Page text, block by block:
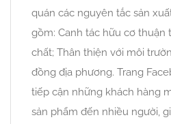
quán các nguyên tắc sản
gồm: Canh tác hữu cơ thuận
chất; Thân thiện với môi
đồng địa phương. Trang
tiếp cận những khách hàng
sản phẩm đến nhiều người,